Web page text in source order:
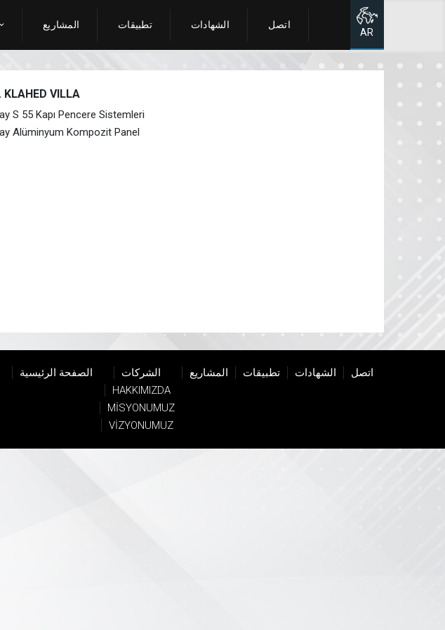
المشاريع تطبيقات الشهادات اتصل
ARالصفحة الرئيسية
KLAHED VILLA
S 55 Kapı Pencere Sistemleri
Alüminyum Kompozit Panel
الصفحة الرئيسية
الشركات
HAKKIMIZDA
MİSYONUMUZ
VİZYONUMUZ
المشاريع تطبيقات الشهادات اتصل